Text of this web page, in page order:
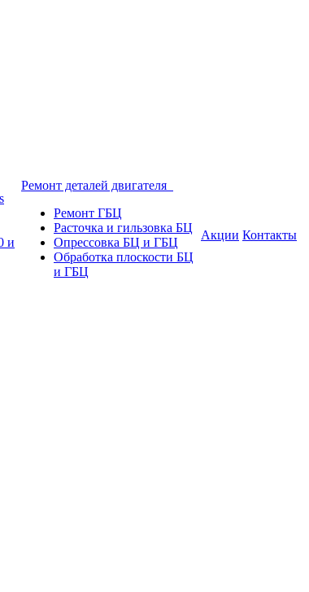
и
Ремонт деталей двигателя
Ремонт ГБЦ
Расточка и гильзовка БЦ
Опрессовка БЦ и ГБЦ
Обработка плоскости БЦ
и ГБЦ
Акции Контакты